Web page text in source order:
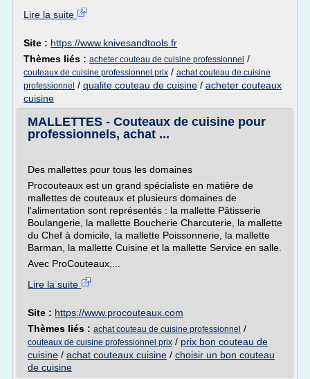
Lire la suite
Site : https://www.knivesandtools.fr
Thèmes liés : acheter couteau de cuisine professionnel /
couteaux de cuisine professionnel prix / achat couteau de cuisine
professionnel / qualite couteau de cuisine / acheter couteaux
cuisine
MALLETTES - Couteaux de cuisine pour
professionnels, achat ...
Des mallettes pour tous les domaines
Procouteaux est un grand spécialiste en matière de
mallettes de couteaux et plusieurs domaines de
l'alimentation sont représentés : la mallette Pâtisserie
Boulangerie, la mallette Boucherie Charcuterie, la mallette
du Chef à domicile, la mallette Poissonnerie, la mallette
Barman, la mallette Cuisine et la mallette Service en salle.
Avec ProCouteaux,...
Lire la suite
Site : https://www.procouteaux.com
Thèmes liés : achat couteau de cuisine professionnel /
couteaux de cuisine professionnel prix / prix bon couteau de
cuisine / achat couteaux cuisine / choisir un bon couteau
de cuisine